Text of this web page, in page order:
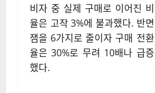
비자 중 실제 구매로 이어진 비
율은 고작 3%에 불과했다. 반면
잼을 6가지로 줄이자 구매 전환
율은 30%로 무려 10배나 급증
했다.